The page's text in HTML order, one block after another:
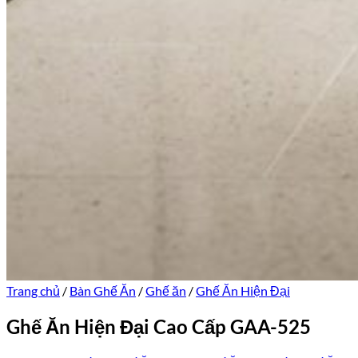
Trang chủ / Bàn Ghế Ăn /Ghế ăn /Ghế Ăn Hiện Đại
Ghế Ăn Hiện Đại Cao Cấp GAA-525